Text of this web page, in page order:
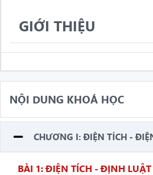
GIỚI THIỆU
NỘI DUNG KHOÁ HỌC
CHƯƠNG I: ĐIỆN TÍCH -
BÀI 1: ĐIỆN TÍCH - ĐỊNH LUẬT